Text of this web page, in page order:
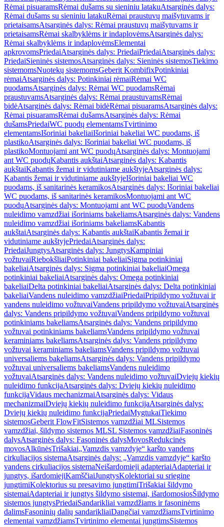
Rėmai pisuaramsRėmai dušams su sieniniu latakuAtsarginės dalys:
Rėmai dušams su sieniniu latakuRėmai praustuvų maišytuvams ir
prietaisamsAtsarginės dalys: Rėmai praustuvų maišytuvams ir
prietaisamsRėmai skalbyklėms ir indaplovėmsAtsarginės dalys:
Rėmai skalbyklėms ir indaplovėmsElementai
apkrovomsPriedaiAtsarginės dalys: PriedaiPriedaiAtsarginės dalys:
PriedaiSieninės sistemosAtsarginės dalys: Sieninės sistemosTiekimo
sistemomsNuotekų sistemomsGeberit KombifixPotinkiniai
rėmaiAtsarginės dalys: Potinkiniai rėmaiRėmai WC
puodamsAtsarginės dalys: Rėmai WC puodamsRėmai
praustuvamsAtsarginės dalys: Rėmai praustuvamsRėmai
bidėAtsarginės dalys: Rėmai bidėRėmai pisuaramsAtsarginės dalys:
Rėmai pisuaramsRėmai dušamsAtsarginės dalys: Rėmai
dušamsPriedaiWC puodų elementamsTvirtinimo
elementamsIšoriniai bakeliaiIšoriniai bakeliai WC puodams, iš
plastikoAtsarginės dalys: Išoriniai bakeliai WC puodams, iš
plastikoMontuojami ant WC puodųAtsarginės dalys: Montuojami
ant WC puodųKabantis aukštaiAtsarginės dalys: Kabantis
aukštaiKabantis žemai ir vidutiniame aukštyjeAtsarginės dalys:
Kabantis žemai ir vidutiniame aukštyjeIšoriniai bakeliai WC
puodams, iš sanitarinės keramikosAtsarginės dalys: Išoriniai bakeliai
WC puodams, iš sanitarinės keramikosMontuojami ant WC
puodųAtsarginės dalys: Montuojami ant WC puodųVandens
nuleidimo vamzdžiai išoriniams bakeliamsAtsarginės dalys: Vandens
nuleidimo vamzdžiai išoriniams bakeliamsKabantis
aukštaiAtsarginės dalys: Kabantis aukštaiKabantis žemai ir
vidutiniame aukštyjePriedaiAtsarginės dalys:
PriedaiJungtysAtsarginės dalys: JungtysKampiniai
vožtuvaiRiebokšliaiPotinkiniai bakeliaiSigma potinkiniai
bakeliaiAtsarginės dalys: Sigma potinkiniai bakeliaiOmega
potinkiniai bakeliaiAtsarginės dalys: Omega potinkiniai
bakeliaiDelta potinkiniai bakeliaiAtsarginės dalys: Delta potinkiniai
bakeliaiVandens nuleidimo vamzdžiaiPriedaiPripildymo vožtuvai ir
vandens nuleidimo vožtuvaiVandens pripildymo vožtuvaiAtsarginės
dalys: Vandens pripildymo vožtuvaiVandens pripildymo vožtuvai
potinkiniams bakeliamsAtsarginės dalys: Vandens pripildymo
vožtuvai potinkiniams bakeliamsVandens pripildymo vožtuvai
keraminiams bakeliamsAtsarginės dalys: Vandens pripildymo
vožtuvai keraminiams bakeliamsVandens pripildymo vožtuvai
universaliems bakeliamsAtsarginės dalys: Vandens pripildymo
vožtuvai universaliems bakeliamsVandens nuleidimo
vožtuvaiAtsarginės dalys: Vandens nuleidimo vožtuvaiDviejų kiekių
nuleidimo funkcijaAtsarginės dalys: Dviejų kiekių nuleidimo
funkcijaVidaus mechanizmaiAtsarginės dalys: Vidaus
mechanizmaiDviejų kiekių nuleidimo funkcijaAtsarginės dalys:
Dviejų kiekių nuleidimo funkcijaPriedaiMygtukaiTiekimo
sistemosGeberit FlowFitSistemos vamzdžiai MLSistemos
vamzdžiai, šildymo sistemos MLSL Sistemos vamzdžiaiFasoninės
dalysAtsarginės dalys: Fasoninės dalysMovosRedukcinės
movosAlkūnėsTrišakiai„Vamzdis vamzdyje“ karšto vandens
cirkuliacijos sistemaAtsarginės dalys: „Vamzdis vamzdyje“ karšto
vandens cirkuliacijos sistemaNeišardomieji adapteriaiAdapteriai ir
jungtys, išardomiejiKamščiaiJungtysKolektoriai su sriegine
jungtimiKolektorius su presavimo jungtimiTrišakiai šildymo
sistemaiAdapteriai ir jungtys šildymo sistemai, išardomosiosŠildymo
sistemos jungtysPriedaiSandarikliai vamzdžiams ir fasoninėms
dalimsFasoninių dalių sandarikliaiDangčiai vamzdžiamsTvirtinimo
elementai vamzdžiamsTvirtinimo elementai jungtimsSistemos